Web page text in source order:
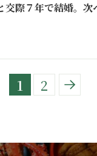
交際７年で結婚。
1 2